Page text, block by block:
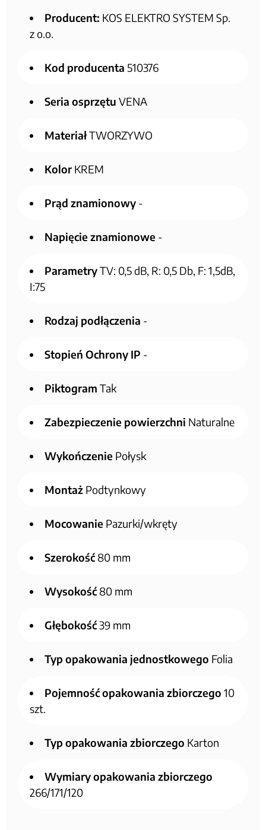
Producent: KOS ELEKTRO SYSTEM Sp.
z o.o.
Kod producenta 510376
Seria osprzętu VENA
MateriałTWORZYWO
Kolor KREM
Prąd znamionowy -
Napięcie znamionowe -
ParametryTV: 0,5 dB, R: 0,5 Db, F: 1,5dB,
I:75
Rodzaj podłączenia -
Stopień Ochrony IP -
Piktogram Tak
Zabezpieczenie powierzchni Naturalne
Wykończenie Połysk
Montaż Podtynkowy
Mocowanie Pazurki/wkręty
Szerokość 80 mm
Wysokość 80 mm
Głębokość39 mm
Typ opakowania jednostkowego Folia
Pojemność opakowania zbiorczego 10
szt.
Typ opakowania zbiorczego Karton
Wymiary opakowania zbiorczego
266/171/120